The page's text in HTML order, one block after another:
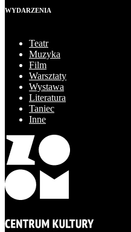
WYDARZENIA
Teatr
Muzyka
Film
Warsztaty
Wystawa
Literatura
Taniec
Inne